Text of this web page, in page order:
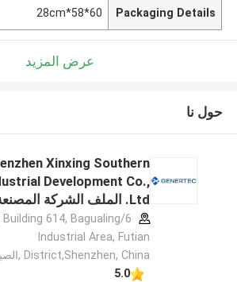
Packaging Details
60*58*28cm
عرض المزيد
حول نا
Xinxing Southern
Development Co.,
Ltd. الملف الشركة المصنعة
F, Building 614, Bagualing
Industrial Area, Futian
District,Shenzhen, China ,الصين
5.0